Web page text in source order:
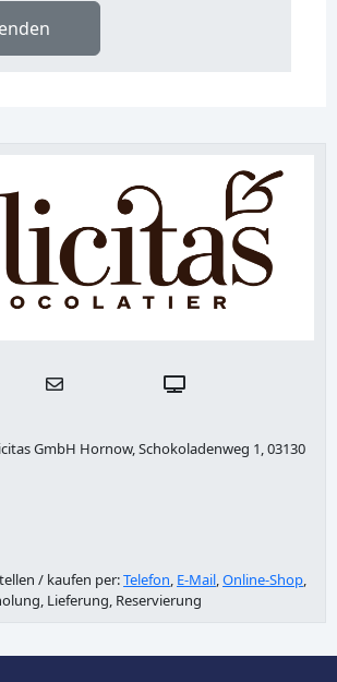
GmbH Hornow, Schokoladenweg 1, 03130
/ kaufen per:Telefon, E-Mail,Online-Shop,
Lieferung, Reservierung